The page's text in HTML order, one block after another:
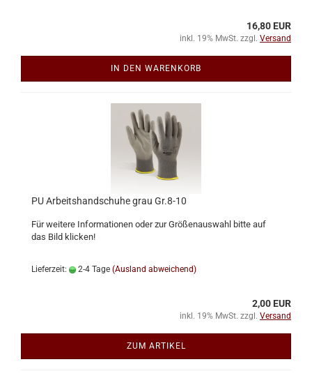
16,80 EUR
inkl. 19% MwSt. zzgl. Versand
IN DEN WARENKORB
PU Arbeitshandschuhe grau Gr.8-10
Für weitere Informationen oder zur Größenauswahl bitte auf
das Bild klicken!
Lieferzeit: 2-4 Tage (Ausland abweichend)
2,00 EUR
inkl. 19% MwSt. zzgl. Versand
ZUM ARTIKEL